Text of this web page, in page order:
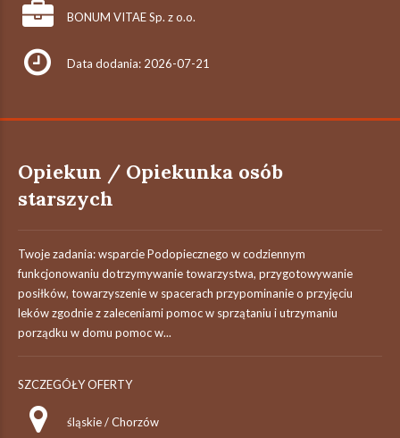
BONUM VITAE Sp. z o.o.
Data dodania: 2026-07-21
Opiekun / Opiekunka osób
starszych
Twoje zadania: wsparcie Podopiecznego w codziennym
funkcjonowaniu dotrzymywanie towarzystwa, przygotowywanie
posiłków, towarzyszenie w spacerach przypominanie o przyjęciu
leków zgodnie z zaleceniami pomoc w sprzątaniu i utrzymaniu
porządku w domu pomoc w...
SZCZEGÓŁY OFERTY
śląskie / Chorzów